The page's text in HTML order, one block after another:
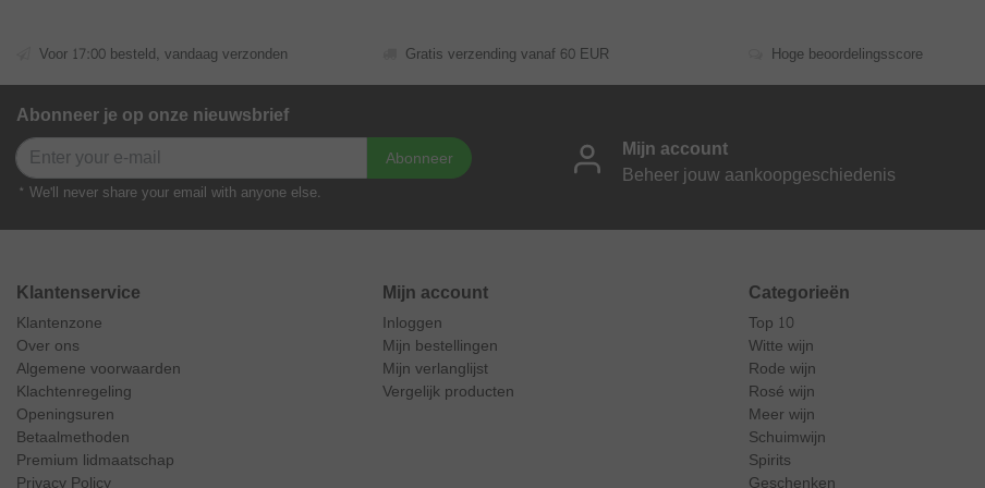
Voor 17:00 besteld, vandaag verzonden Gratis verzending vanaf 60 EUR Hoge beoordelingsscore
Abonneer je op onze nieuwsbrief
Abonneer
* We'll never share your email with anyone else.
Mijn account
Beheer jouw aankoopgeschiedenis
Klantenservice
Klantenzone
Over ons
Algemene voorwaarden
Klachtenregeling
Openingsuren
Betaalmethoden
Premium lidmaatschap
Mijn account
Inloggen
Mijn bestellingen
Mijn verlanglijst
Vergelijk producten
Categorieën
Top 10
Witte wijn
Rode wijn
Rosé wijn
Meer wijn
Schuimwijn
Spirits